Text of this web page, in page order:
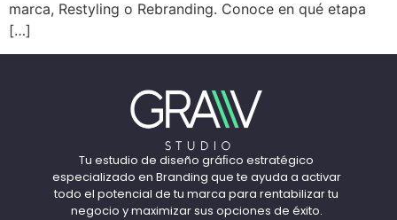
marca, Restyling o Rebranding. Conoce en qué etapa
[…]
Tu estudio de diseño gráﬁco estratégico
especializado en Branding que te ayuda a activar
todo el potencial de tu marca para rentabilizar tu
negocio y maximizar sus opciones de éxito.